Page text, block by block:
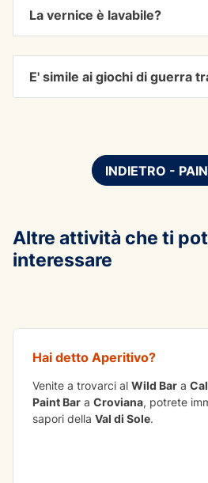
La vernice è lavabile?
E' simile ai giochi di guerra
INDIETRO -
Altre attività che ti
interessare
Hai detto Aperitivo?
Venite a trovarci al Wild Bar a
Paint Bar a Croviana, potrete
sapori della Val di Sole.